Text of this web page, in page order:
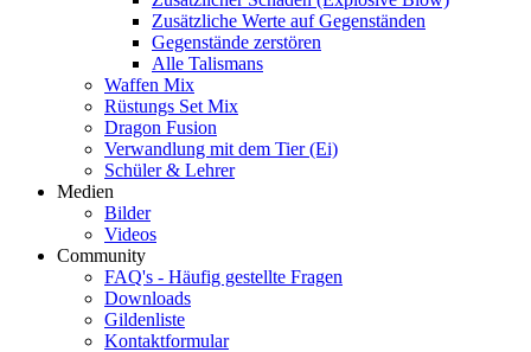
Zusätzliche Werte auf Gegenständen
Gegenstände zerstören
Alle Talismans
Waffen Mix
Rüstungs Set Mix
Dragon Fusion
Verwandlung mit dem Tier (Ei)
Schüler & Lehrer
Medien
Bilder
Videos
Community
FAQ's - Häufig gestellte Fragen
Downloads
Gildenliste
Kontaktformular